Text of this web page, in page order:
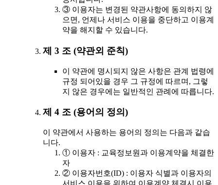
③ 이용자는 변경된 약관사항에 동의하지 않
으면, 언제나 서비스 이용을 중단하고 이용계
약을 해지할 수 있습니다.
제 3 조 (약관외 준칙)
이 약관에 명시되지 않은 사항은 관계 법령에
규정 되어있을 경우 그 규정에 따르며, 그렇
지 않은 경우에는 일반적인 관례에 따릅니다.
제 4 조 (용어의 정의)
이 약관에서 사용하는 용어의 정의는 다음과 같습
니다.
① 이용자 : 교육정보원과 이용계약을 체결한
자
② 이용자번호(ID) : 이용자 식별과 이용자의